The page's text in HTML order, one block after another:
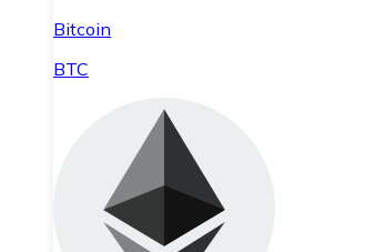
Bitcoin
BTC